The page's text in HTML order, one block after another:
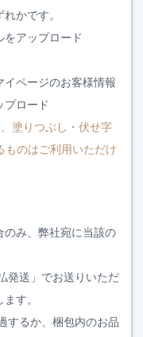
かです。
をアップロード
ページのお客様情報
プロード
塗りつぶし・伏せ字
ものはご利用いただけ
のみ、弊社宛に当該の
発送」でお送りいただ
す。
するか、梱包内のお品